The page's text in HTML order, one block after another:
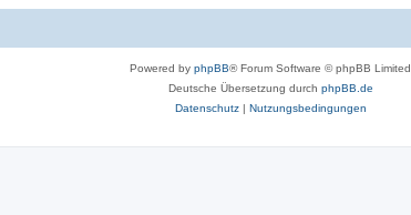
Powered by phpBB® Forum Software © phpBB Limited
Deutsche Übersetzung durch phpBB.de
Datenschutz| Nutzungsbedingungen